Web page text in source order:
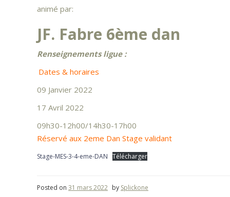
animé par:
JF. Fabre 6ème dan
Renseignements ligue :
Dates & horaires
09 Janvier 2022
17 Avril 2022
09h30-12h00/14h30-17h00
Réservé aux 2eme Dan Stage validant
Stage-MES-3-4-eme-DAN Télécharger
Posted on 31 mars 2022 by Splickone